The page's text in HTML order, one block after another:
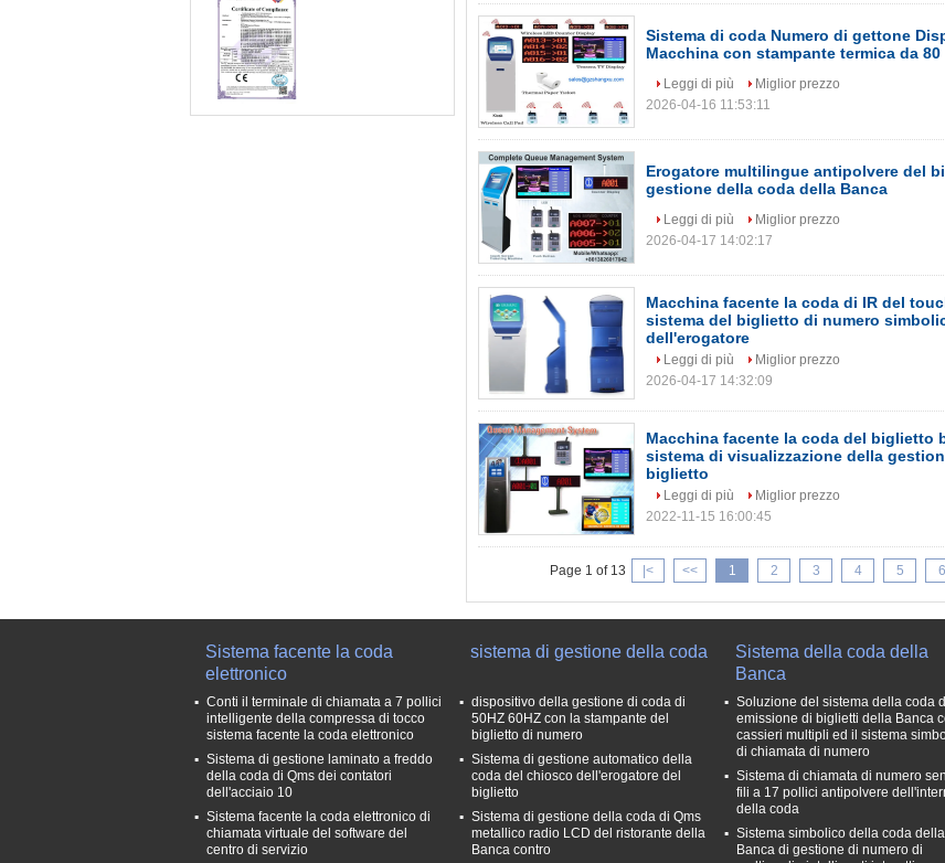
Sistema di coda Numero di gettone
Macchina con stampante termica da 80
Leggi di più
Miglior prezzo
2026-04-16 11:53:11
Erogatore multilingue antipolvere del
gestione della coda della Banca
Leggi di più
Miglior prezzo
2026-04-17 14:02:17
Macchina facente la coda di IR del
sistema del biglietto di numero
dell'erogatore
Leggi di più
Miglior prezzo
2026-04-17 14:32:09
Macchina facente la coda del biglietto
sistema di visualizzazione della
biglietto
Leggi di più
Miglior prezzo
2022-11-15 16:00:45
Page 1 of 13 |< << 1 2 3 4 5 6
Sistema facente la coda
elettronico
Conti il terminale di chiamata a 7 pollici
intelligente della compressa di tocco
sistema facente la coda elettronico
Sistema di gestione laminato a freddo
della coda di Qms dei contatori
dell'acciaio 10
Sistema facente la coda elettronico di
chiamata virtuale del software del
centro di servizio
sistema di gestione della coda
dispositivo della gestione di coda di
50HZ 60HZ con la stampante del
biglietto di numero
Sistema di gestione automatico della
coda del chiosco dell'erogatore del
biglietto
Sistema di gestione della coda di Qms
metallico radio LCD del ristorante della
Banca contro
Sistema della coda della
Banca
Soluzione del sistema della coda
emissione di biglietti della Banca
cassieri multipli ed il sistema
di chiamata di numero
Sistema di chiamata di numero
fili a 17 pollici antipolvere
della coda
Sistema simbolico della coda della
Banca di gestione di numero di